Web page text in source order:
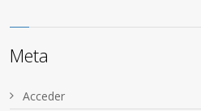
Meta
Acceder